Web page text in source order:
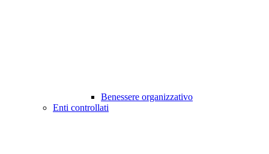
Benessere organizzativo
Enti controllati